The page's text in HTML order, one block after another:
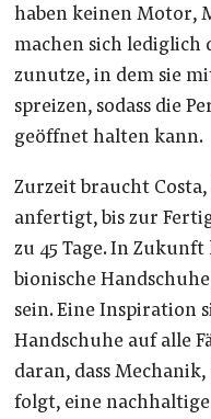
haben keinen Motor,
machen sich lediglich
zunutze, in dem sie
spreizen, sodass die
geöffnet halten kann.
Zurzeit braucht
anfertigt, bis zur
zu 45 Tage. In
bionische
sein. Eine Inspiration
Handschuhe auf alle
daran, dass
folgt, eine